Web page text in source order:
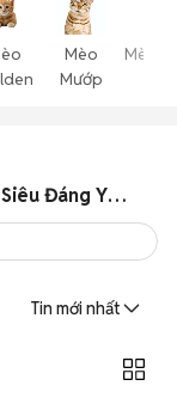
Mèo
Mướp
Mèo
Mua Bán Mèo Anh Tai Cụp Chân Ngắn Siêu Đáng Yêu Giá Rẻ
Tin mới nhất